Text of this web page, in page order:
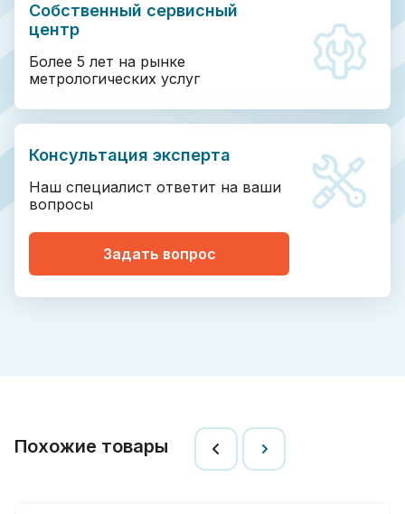
Собственный сервисный
центр
Более 5 лет на рынке
метрологических услуг
Консультация эксперта
Наш специалист ответит на ваши
вопросы
Задать вопрос
Похожие товары